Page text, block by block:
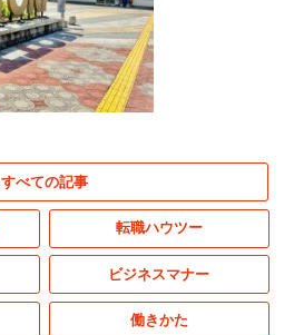
すべての記事
転職ハウツー
ビジネスマナー
働きかた